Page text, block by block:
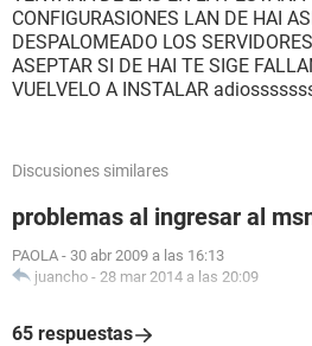
CONFIGURASIONES LAN DE HAI
DESPALOMEADO LOS
ASEPTAR SI DE HAI TE SIGE
VUELVELO A INSTALAR
Discusiones similares
problemas al ingresar al
PAOLA - 30 abr 2009 a las 16:13
juancho - 28 mar 2014 a las 20:09
65 respuestas